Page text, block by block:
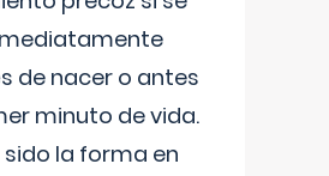
de nacer o antes
minuto de vida.
sido la forma en